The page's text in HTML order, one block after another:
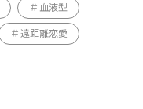
血液型
遠距離恋愛